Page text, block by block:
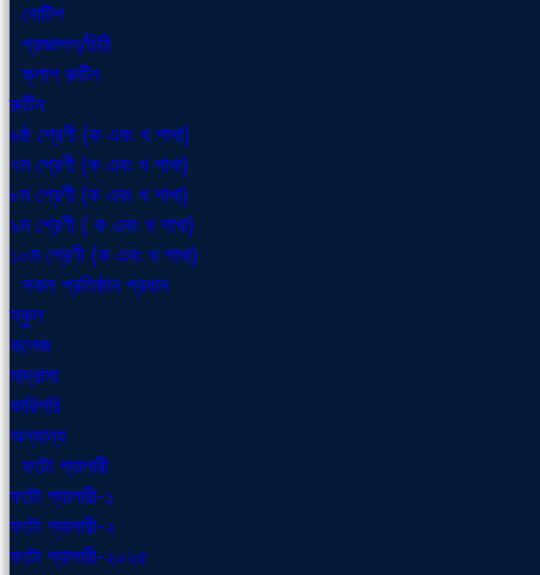
নোটিশ
প্রজ্ঞাপন/চিঠি
ক্লাশ রুটিন
রুটিন
৬ষ্ঠ শ্রেণী (ক এবং খ শাখা)
৭ম শ্রেণী (ক এবং খ শাখা)
৮ম শ্রেণী (ক এবং খ শাখা)
৯ম শ্রেণী ( ক এবং খ শাখা)
১০ম শ্রেণী (ক এবং খ শাখা)
সকল প্রতিষ্ঠান প্রধান
স্কুল
কলেজ
মাদ্রাসা
কারিগরি
অন্যান্য
ফটো গ্যালারী
ফটো গ্যালারী-১
ফটো গ্যালারী-২
ফটো গ্যালারী-২০২৫